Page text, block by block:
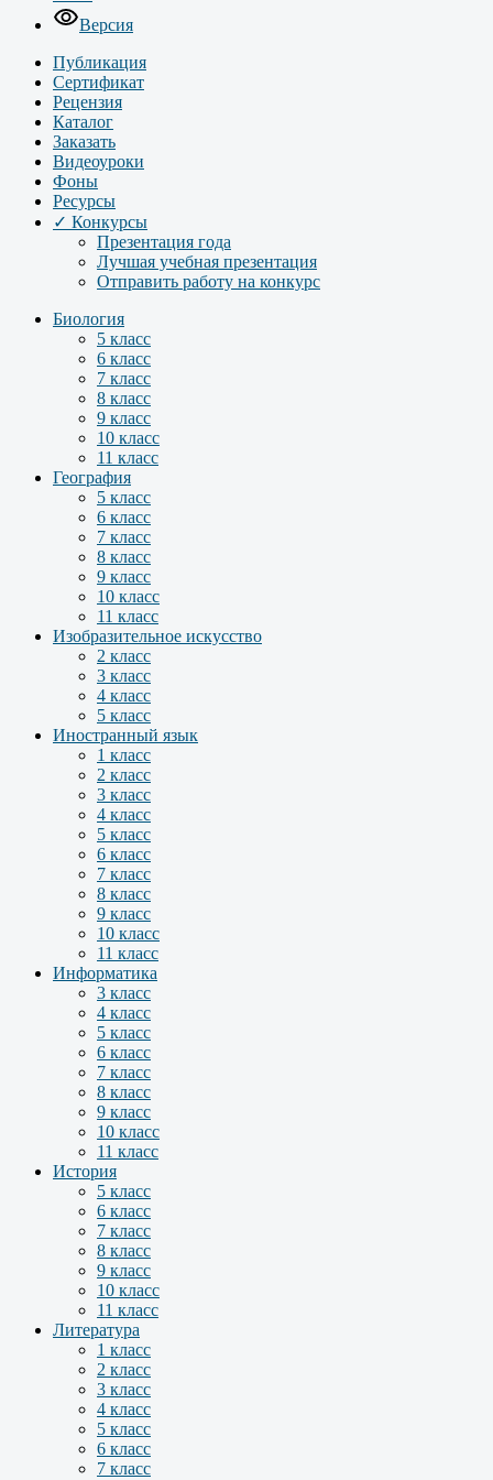
Версия
Публикация
Сертификат
Рецензия
Каталог
Заказать
Видеоуроки
Фоны
Ресурсы
✓ Конкурсы
Презентация года
Лучшая учебная презентация
Отправить работу на конкурс
Биология
5 класс
6 класс
7 класс
8 класс
9 класс
10 класс
11 класс
География
5 класс
6 класс
7 класс
8 класс
9 класс
10 класс
11 класс
Изобразительное искусство
2 класс
3 класс
4 класс
5 класс
Иностранный язык
1 класс
2 класс
3 класс
4 класс
5 класс
6 класс
7 класс
8 класс
9 класс
10 класс
11 класс
Информатика
3 класс
4 класс
5 класс
6 класс
7 класс
8 класс
9 класс
10 класс
11 класс
История
5 класс
6 класс
7 класс
8 класс
9 класс
10 класс
11 класс
Литература
1 класс
2 класс
3 класс
4 класс
5 класс
6 класс
7 класс